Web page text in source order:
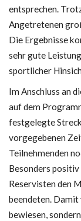
entsprechen.
Angetretenen
Die Ergebnisse
sehr gute
sportlicher
Im Anschluss an
auf dem
festgelegte
vorgegebenen
Teilnehmenden
Besonders positiv
Reservisten den
beendeten.
bewiesen,